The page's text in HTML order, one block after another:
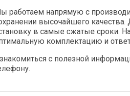
работаем напрямую с
высочайшего
в самые сжатые сроки.
комплектацию и
с полезной